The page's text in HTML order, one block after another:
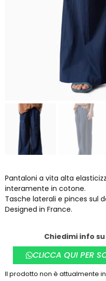
Pantaloni a vita alta
interamente in cotone.
Tasche laterali e pinces sul
Designed in France.
Chiedimi info
CLICCA QUI PER
Il prodotto non è attualmente